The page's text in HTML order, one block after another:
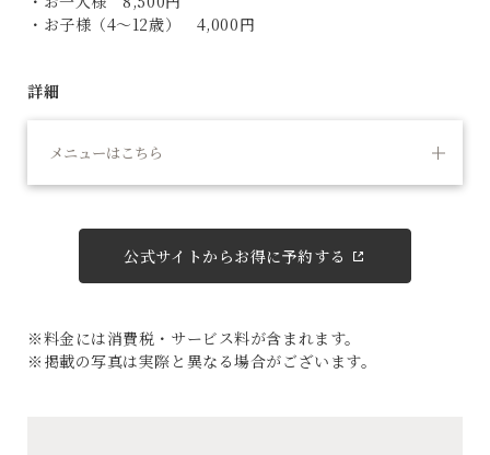
・お子様（4～12歳） 4,000円
詳細
メニューはこちら
公式サイトからお得に予約する
※料金には消費税・サービス料が含まれます。
※掲載の写真は実際と異なる場合がございます。